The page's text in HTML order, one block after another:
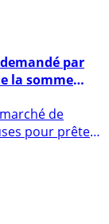
la somme
pour prêter.